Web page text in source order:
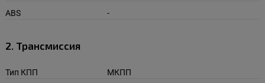
ABS
-
2. Трансмиссия
Тип КПП
МКПП